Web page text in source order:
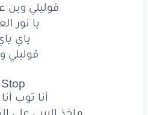
يا نور
ياي
يا نور
قوليلي وين
يا نور
ياي
قوليلي
Stop
أنا توب
ماخذ البيبي على